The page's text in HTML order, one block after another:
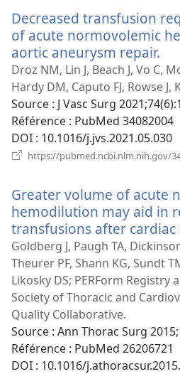
Decreased transfusion
of acute normovolemic
aortic aneurysm repair.
Droz NM, Lin J, Beach J, Vo C,
Hardy DM, Caputo FJ, Rowse J,
Source ‎: J Vasc Surg
Référence ‎: PubMed 34082004
DOI ‎: 10.1016/j.jvs.2021.05.030
https://pubmed.ncbi.nlm.nih.gov/
Greater volume of acute
hemodilution may aid in
transfusions after cardiac
Goldberg J, Paugh TA,
Theurer PF, Shann KG, Sundt
Likosky DS; PERForm Registry
Society of Thoracic and
Quality Collaborative.
Source ‎: Ann Thorac Surg
Référence ‎: PubMed 26206721
DOI ‎: 10.1016/